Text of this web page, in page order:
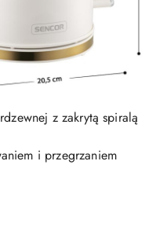
z zakrytą spiralą
i przegrzaniem